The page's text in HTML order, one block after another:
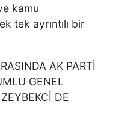
yaya
geçmek isteyen
9
kamu
tek ayrıntılı bir
AK PARTİ
GENEL
DE